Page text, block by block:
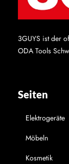
3GUYS ist der
ODA Tools
Seiten
Elektrogeräte
Möbeln
Kosmetik